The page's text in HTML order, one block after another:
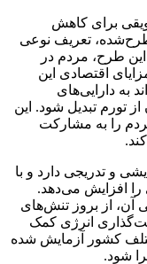
برای کاهش
تعریف نوعی
طرح، مردم در
اقتصادی این
به دارایی‌های
تورم تبدیل شود. این
را به مشارکت
و تدریجی دارد و با
افزایش می‌دهد.
آن، از بروز تنش‌های
انرژی کمک
کشور آزمایش شده
شود.